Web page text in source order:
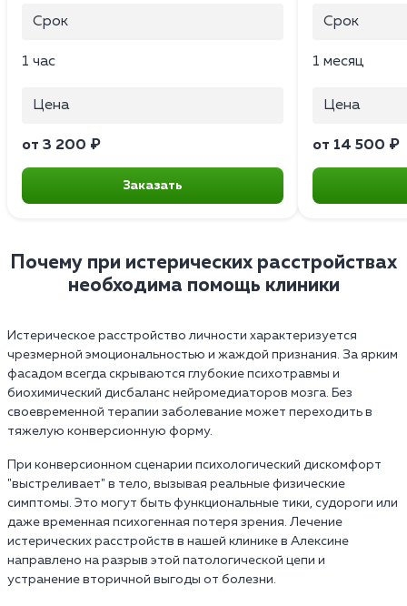
Срок
1 час
Цена
от 3 200 ₽
Заказать
Срок
1 месяц
Цена
от 14 500 ₽
Почему при истерических расстройствах
необходима помощь клиники
Истерическое расстройство личности характеризуется
чрезмерной эмоциональностью и жаждой признания. За ярким
фасадом всегда скрываются глубокие психотравмы и
биохимический дисбаланс нейромедиаторов мозга. Без
своевременной терапии заболевание может переходить в
тяжелую конверсионную форму.
При конверсионном сценарии психологический дискомфорт
"выстреливает" в тело, вызывая реальные физические
симптомы. Это могут быть функциональные тики, судороги или
даже временная психогенная потеря зрения. Лечение
истерических расстройств в нашей клинике в Алексине
направлено на разрыв этой патологической цепи и
устранение вторичной выгоды от болезни.